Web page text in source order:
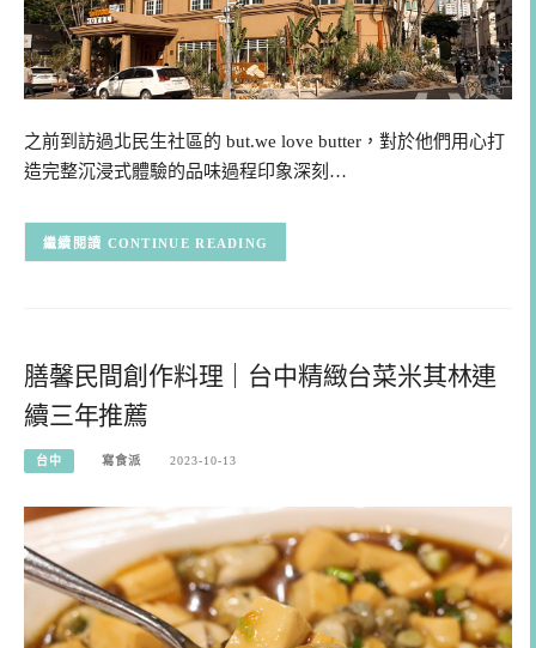
之前到訪過北民生社區的 but.we love butter，對於他們用心打
造完整沉浸式體驗的品味過程印象深刻…
CONTINUE READING
膳馨民間創作料理｜台中精緻台菜米其林連
續三年推薦
台中 寫食派 2023-10-13